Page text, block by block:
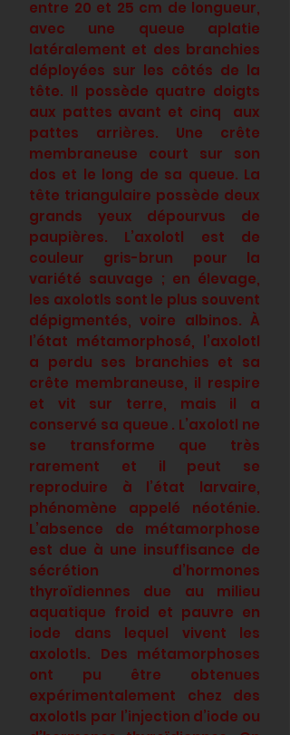
entre 20 et 25 cm de longueur,
avec une queue aplatie
latéralement et des branchies
déployées sur les côtés de la
tête. Il possède quatre doigts
aux pattes avant et cinq aux
pattes arrières. Une crête
membraneuse court sur son
dos et le long de sa queue. La
tête triangulaire possède deux
grands yeux dépourvus de
paupières. L’axolotl est de
couleur gris-brun pour la
variété sauvage ; en élevage,
les axolotls sont le plus souvent
dépigmentés, voire albinos. À
l’état métamorphosé, l’axolotl
a perdu ses branchies et sa
crête membraneuse, il respire
et vit sur terre, mais il a
conservé sa queue . L’axolotl ne
se transforme que très
rarement et il peut se
reproduire à l’état larvaire,
phénomène appelé néoténie.
L’absence de métamorphose
est due à une insuffisance de
sécrétion d’hormones
thyroïdiennes due au milieu
aquatique froid et pauvre en
iode dans lequel vivent les
axolotls. Des métamorphoses
ont pu être obtenues
expérimentalement chez des
axolotls par l’injection d’iode ou